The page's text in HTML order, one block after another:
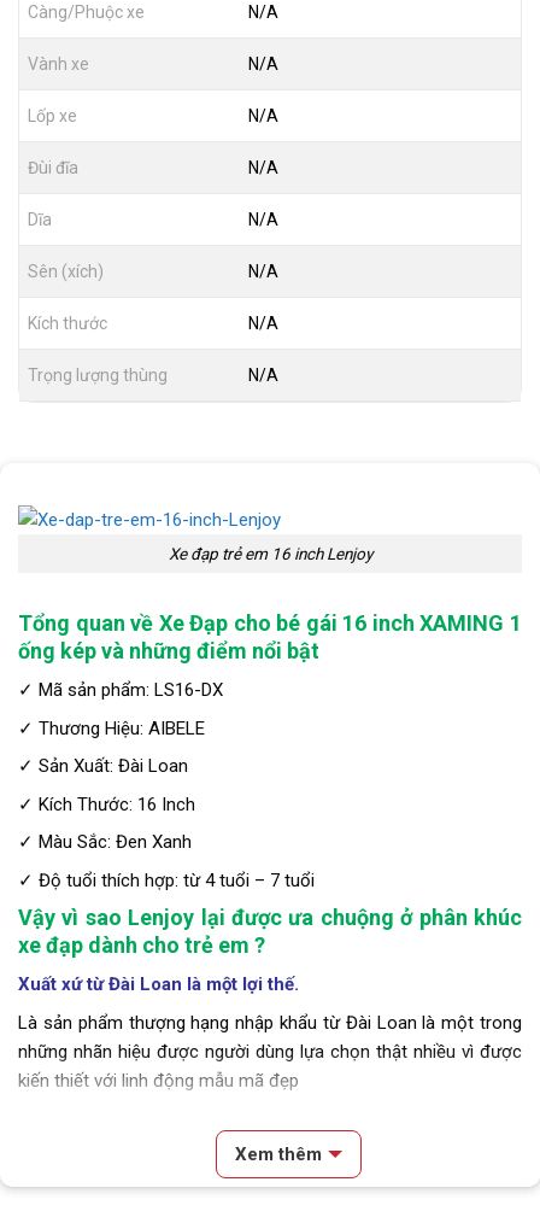
Càng/Phuộc xe N/A
Vành xe N/A
Lốp xe N/A
Đùi đĩa N/A
Dĩa N/A
Sên (xích) N/A
Kích thước N/A
Trọng lượng thùng N/A
Xe đạp trẻ em 16 inch Lenjoy
Tổng quan về Xe Đạp cho bé gái 16 inch XAMING 1
ống kép và những điểm nổi bật
✓ Mã sản phẩm: LS16-DX
✓ Thương Hiệu: AIBELE
✓ Sản Xuất: Đài Loan
✓ Kích Thước: 16 Inch
✓ Màu Sắc: Đen Xanh
✓ Độ tuổi thích hợp: từ 4 tuổi – 7 tuổi
Vậy vì sao Lenjoy lại được ưa chuộng ở phân khúc
xe đạp dành cho trẻ em ?
Xuất xứ từ Đài Loan là một lợi thế.
Là sản phẩm thượng hạng nhập khẩu từ Đài Loan là một trong
những nhãn hiệu được người dùng lựa chọn thật nhiều vì được
kiến thiết với linh động mẫu mã đẹp
dành cho trẻ em được yêu thích nhất hiện nay về thiết kế đẹp
mắt nhưng đường nét cực kỳ đơn giản, tạo cảm giác chắc
Xem thêm